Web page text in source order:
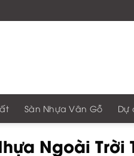
-Vươn Tầm Tổ Âm Việt
Sàn Nhựa Vân Gỗ Dự
Ngoài Trời